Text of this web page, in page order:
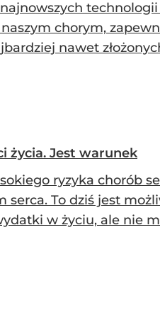
chorym,
nawet
życia. Jest warunek
ryzyka chorób
serca. To dziś jest
w życiu, ale nie